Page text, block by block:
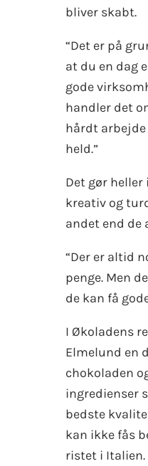
bliver skabt.
“Det er på
at du en dag
gode
handler det
hårdt
held.”
Det gør
kreativ og
andet end de
“Der er altid
penge. Men
de kan få
I Økoladens
Elmelund en
chokoladen
ingredienser
bedste
kan ikke fås
ristet i Italien.